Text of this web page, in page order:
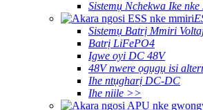
Sistemụ Nchekwa Ike
Sistemụ Batrị Mmiri
Batrị LiFePO4
Igwe oyi DC 48V
48V nwere ọgụgụ isi
Ihe ntụgharị DC-DC
Ihe niile >>